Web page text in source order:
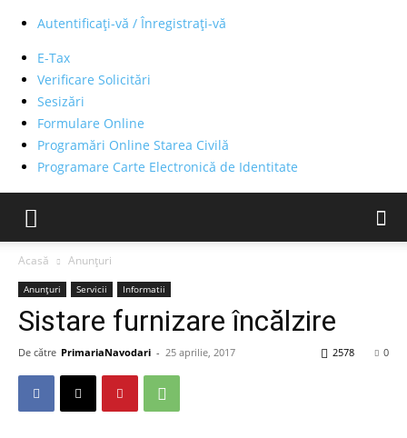
Autentificați-vă / Înregistrați-vă
E-Tax
Verificare Solicitări
Sesizări
Formulare Online
Programări Online Starea Civilă
Programare Carte Electronică de Identitate
Acasă Anunțuri
Anunțuri Servicii Informatii
Sistare furnizare încălzire
De către PrimariaNavodari - 25 aprilie, 2017 0
2578